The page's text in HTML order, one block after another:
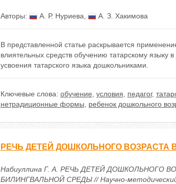
Авторы: А. Р. Нуриева А. З. Хакимова
В представленной статье раскрывается
влиятельных средств обучению татарскому языку
усвоения татарского языка дошкольниками.
Ключевые слова: обучение условия педагог,
нетрадиционные формы
ребенок дошкольного
РЕЧЬ ДЕТЕЙ ДОШКОЛЬНОГО ВОЗРАСТА
Набиуллина Г. А. РЕЧЬ ДЕТЕЙ ДОШКОЛЬНОГО
БИЛИНГВАЛЬНОЙ СРЕДЫ // Научно-